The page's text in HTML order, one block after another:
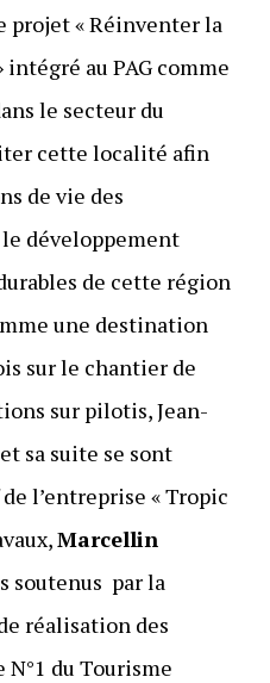
projet « Réinventer la
au PAG comme
le secteur du
cette localité afin
de vie des
développement
de cette région
une destination
sur le chantier de
sur pilotis, Jean-
sa suite se sont
l’entreprise « Tropic
Marcellin
soutenus par la
réalisation des
du Tourisme